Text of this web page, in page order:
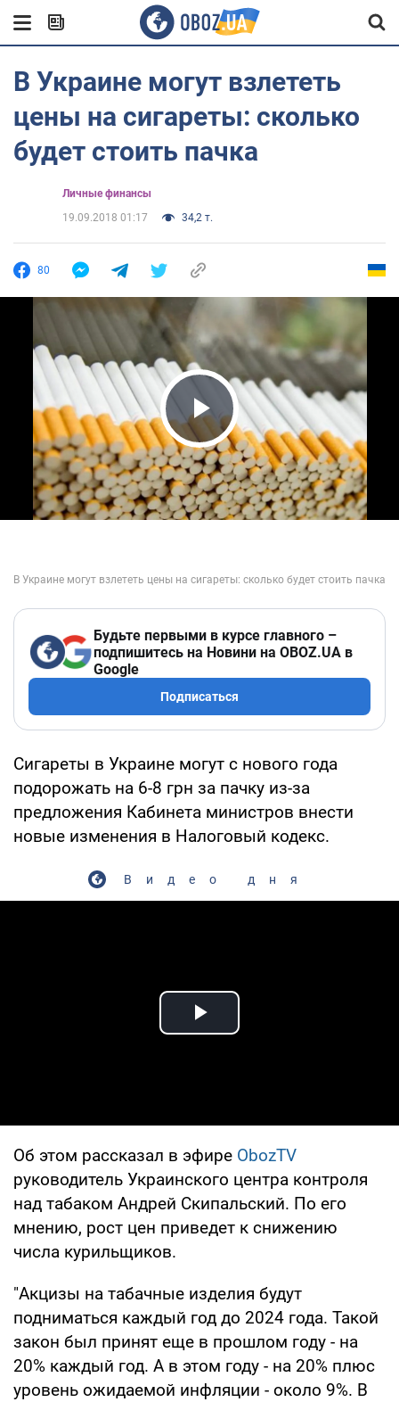
В Украине могут взлететь
цены на сигареты: сколько
будет стоить пачка
Личные финансы
19.09.2018 01:17
34,2 т.
80
Play Video
Будьте первыми в курсе главного –
подпишитесь на Новини на OBOZ.UA в
Google
Подписаться
Сигареты в Украине могут с нового года
подорожать на 6-8 грн за пачку из-за
предложения Кабинета министров внести
новые изменения в Налоговый кодекс.
Видео дня
Play Video
Об этом рассказал в эфире ObozTV
руководитель Украинского центра контроля
над табаком Андрей Скипальский. По его
мнению, рост цен приведет к снижению
числа курильщиков.
"Акцизы на табачные изделия будут
подниматься каждый год до 2024 года. Такой
закон был принят еще в прошлом году - на
20% каждый год. А в этом году - на 20% плюс
уровень ожидаемой инфляции - около 9%. В